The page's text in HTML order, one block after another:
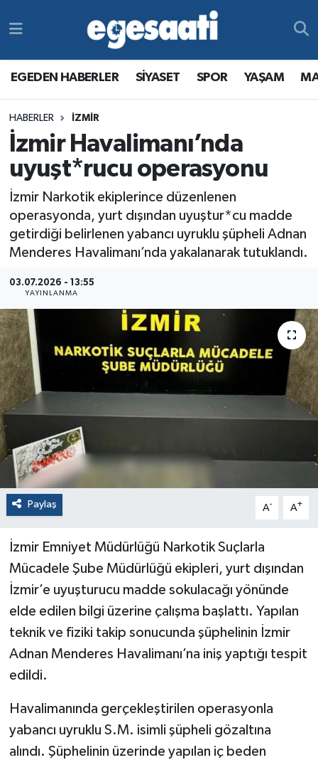
EGEDEN HABERLER SİYASET SPOR YAŞAM
HABERLER İZMİR
İzmir Havalimanı’nda
uyuşt*rucu operasyonu
İzmir Narkotik ekiplerince düzenlenen
operasyonda, yurt dışından uyuştur*cu madde
getirdiği belirlenen yabancı uyruklu şüpheli Adnan
Menderes Havalimanı’nda yakalanarak tutuklandı.
03.07.2026 - 13:55
YAYINLANMA
Paylaş A- A+
İzmir Emniyet Müdürlüğü Narkotik Suçlarla
Mücadele Şube Müdürlüğü ekipleri, yurt dışından
İzmir’e uyuşturucu madde sokulacağı yönünde
elde edilen bilgi üzerine çalışma başlattı. Yapılan
teknik ve fiziki takip sonucunda şüphelinin İzmir
Adnan Menderes Havalimanı’na iniş yaptığı tespit
edildi.
Havalimanında gerçekleştirilen operasyonla
yabancı uyruklu S.M. isimli şüpheli gözaltına
alındı. Şüphelinin üzerinde yapılan iç beden
MAGAZİN
RESMİ REKLAMLAR
YAŞAM
MAGAZİN
RESMİ REKLAMLAR
Tüm Manşetler
Son Dakika Haberleri
Haber Arşivi